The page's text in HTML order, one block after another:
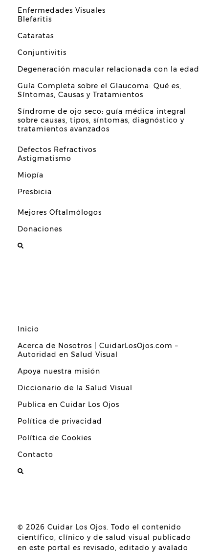
Enfermedades Visuales
Blefaritis
Cataratas
Conjuntivitis
Degeneración macular relacionada con la edad
Guía Completa sobre el Glaucoma: Qué es,
Síntomas, Causas y Tratamientos
Síndrome de ojo seco: guía médica integral
sobre causas, tipos, síntomas, diagnóstico y
tratamientos avanzados
Defectos Refractivos
Astigmatismo
Miopía
Presbicia
Mejores Oftalmólogos
Donaciones
Inicio
Acerca de Nosotros | CuidarLosOjos.com –
Autoridad en Salud Visual
Apoya nuestra misión
Diccionario de la Salud Visual
Publica en Cuidar Los Ojos
Política de privacidad
Política de Cookies
Contacto
© 2026 Cuidar Los Ojos. Todo el contenido
científico, clínico y de salud visual publicado
en este portal es revisado, editado y avalado